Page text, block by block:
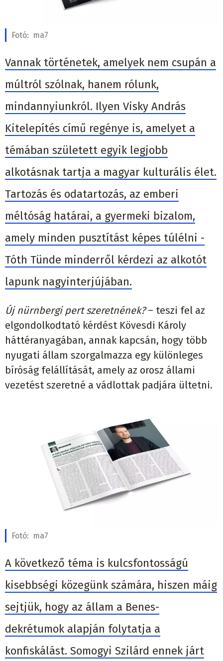
Fotó: ma7
Vannak történetek, amelyek nem csupán a
múltról szólnak, hanem rólunk,
mindannyiunkról. Ilyen Visky András
Kitelepítés című regénye is, amelyet a
témában született egyik legjobb
alkotásnak tartja a magyar kulturális élet.
Tartozás és odatartozás, az emberi
méltóság határai, a gyermeki bizalom,
amely minden pusztítást képes túlélni -
Tóth Tünde minderről kérdezi az alkotót
lapunk nagyinterjújában.
Új nürnbergi pert szeretnének?– teszi fel az
elgondolkodtató kérdést Kövesdi Károly
háttéranyagában, annak kapcsán, hogy több
nyugati állam szorgalmazza egy különleges
bíróság felállítását, amely az orosz állami
vezetést szeretné a vádlottak padjára ültetni.
Fotó: ma7
A következő téma is kulcsfontosságú
kisebbségi közegünk számára, hiszen máig
sejtjük, hogy az állam a Benes-
dekrétumok alapján folytatja a
konfiskálást. Somogyi Szilárd ennek járt